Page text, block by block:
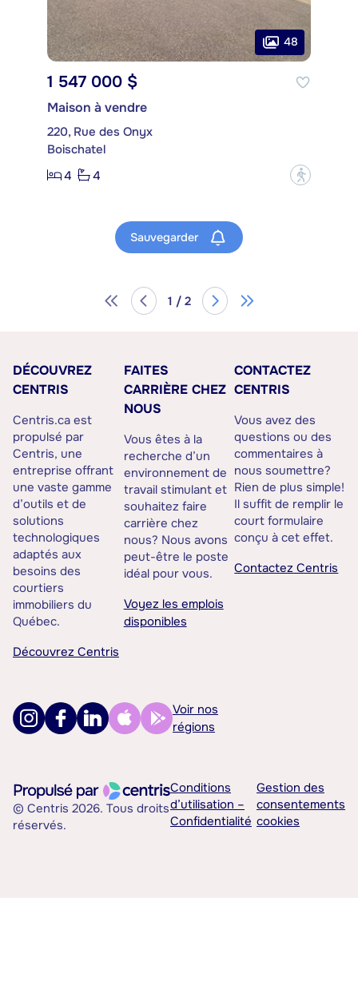
48
1 547 000 $
Maison à vendre
220, Rue des Onyx
Boischatel
4
4 ?
Sauvegarder
1 / 2
DÉCOUVREZ
CENTRIS
Centris.ca est
propulsé par
Centris, une
entreprise offrant
une vaste gamme
d’outils et de
solutions
technologiques
adaptés aux
besoins des
courtiers
immobiliers du
Québec.
Découvrez Centris
FAITES
CARRIÈRE CHEZ
NOUS
Vous êtes à la
recherche d’un
environnement de
travail stimulant et
souhaitez faire
carrière chez
nous? Nous avons
peut-être le poste
idéal pour vous.
Voyez les emplois
disponibles
CONTACTEZ
CENTRIS
Vous avez des
questions ou des
commentaires à
nous soumettre?
Rien de plus simple!
Il suffit de remplir le
court formulaire
conçu à cet effet.
Contactez Centris
Voir nos
régions
© Centris 2026. Tous droits
réservés.
Conditions
d’utilisation –
Confidentialité
Gestion des
consentements
cookies